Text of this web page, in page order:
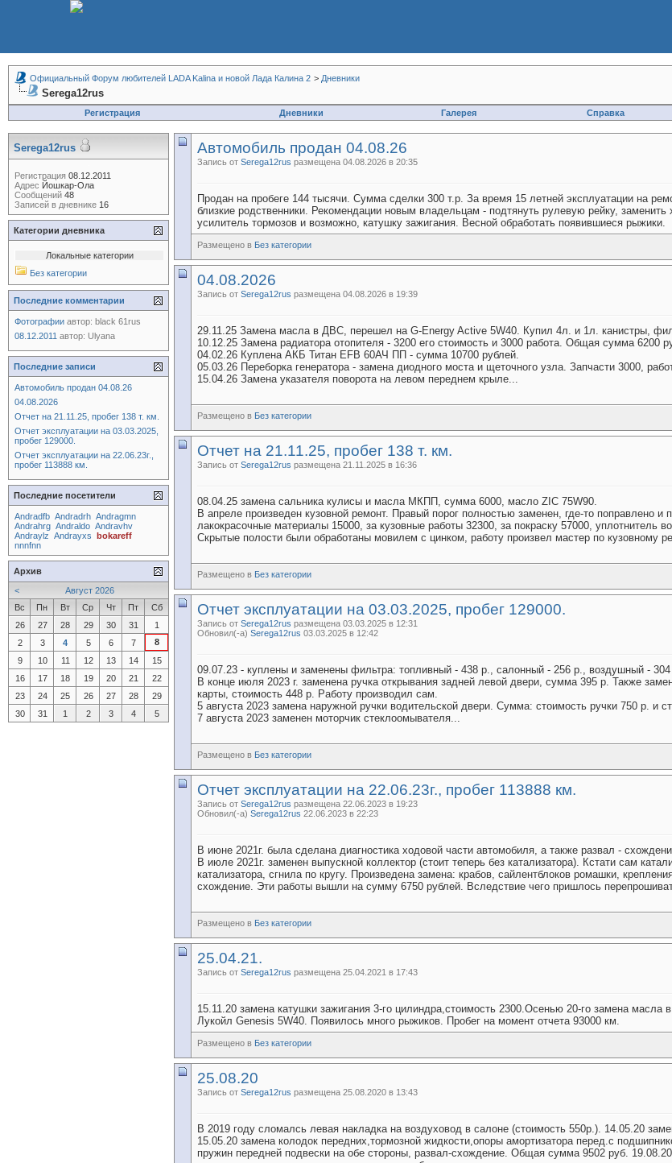
Официальный Форум любителей LADA Kalina и новой Лада Калина 2 > Дневники
Serega12rus
Регистрация
Дневники Галерея Справка
Автомобиль продан 04.08.26
Запись от Serega12rus размещена 04.08.2026 в 20:35
Продан на пробеге 144 тысячи. Сумма сделки 300 т.р. За время 15 летней эксплуатации на
близкие родственники. Рекомендации новым владельцам - подтянуть рулевую рейку,
усилитель тормозов и возможно, катушку зажигания. Весной обработать появившиеся рыжики.
Размещено в Без категории
04.08.2026
Запись от Serega12rus размещена 04.08.2026 в 19:39
29.11.25 Замена масла в ДВС, перешел на G-Energy Active 5W40. Купил 4л. и 1л. канистры,
10.12.25 Замена радиатора отопителя - 3200 его стоимость и 3000 работа. Общая сумма 6200
04.02.26 Куплена АКБ Титан EFB 60АЧ ПП - сумма 10700 рублей.
05.03.26 Переборка генератора - замена диодного моста и щеточного узла. Запчасти 3000,
15.04.26 Замена указателя поворота на левом переднем крыле...
Размещено в Без категории
Отчет на 21.11.25, пробег 138 т. км.
Запись от Serega12rus размещена 21.11.2025 в 16:36
08.04.25 замена сальника кулисы и масла МКПП, сумма 6000, масло ZIC 75W90.
В апреле произведен кузовной ремонт. Правый порог полностью заменен, где-то поправлено
лакокрасочные материалы 15000, за кузовные работы 32300, за покраску 57000, уплотнитель
Скрытые полости были обработаны мовилем с цинком, работу произвел мастер по кузовному
Размещено в Без категории
Отчет эксплуатации на 03.03.2025, пробег 129000.
Запись от Serega12rus размещена 03.03.2025 в 12:31
Обновил(-а) Serega12rus 03.03.2025 в 12:42
09.07.23 - куплены и заменены фильтра: топливный - 438 р., салонный - 256 р., воздушный -
В конце июля 2023 г. заменена ручка открывания задней левой двери, сумма 395 р. Также
карты, стоимость 448 р. Работу производил сам.
5 августа 2023 замена наружной ручки водительской двери. Сумма: стоимость ручки 750 р. и
7 августа 2023 заменен моторчик стеклоомывателя...
Размещено в Без категории
Отчет эксплуатации на 22.06.23г., пробег 113888 км.
Запись от Serega12rus размещена 22.06.2023 в 19:23
Обновил(-а) Serega12rus 22.06.2023 в 22:23
В июне 2021г. была сделана диагностика ходовой части автомобиля, а также развал -
В июле 2021г. заменен выпускной коллектор (стоит теперь без катализатора). Кстати сам
катализатора, сгнила по кругу. Произведена замена: крабов, сайлентблоков ромашки,
схождение. Эти работы вышли на сумму 6750 рублей. Вследствие чего пришлось
Размещено в Без категории
25.04.21.
Запись от Serega12rus размещена 25.04.2021 в 17:43
15.11.20 замена катушки зажигания 3-го цилиндра,стоимость 2300.Осенью 20-го замена
Лукойл Genesis 5W40. Появилось много рыжиков. Пробег на момент отчета 93000 км.
Размещено в Без категории
25.08.20
Запись от Serega12rus размещена 25.08.2020 в 13:43
В 2019 году сломалсь левая накладка на воздуховод в салоне (стоимость 550р.). 14.05.20
15.05.20 замена колодок передних,тормозной жидкости,опоры амортизатора перед.с
пружин передней подвески на обе стороны, развал-схождение. Общая сумма 9502 руб. 19.08.20
Serega12rus
Регистрация 08.12.2011
Адрес Йошкар-Ола
Сообщений 48
Записей в дневнике 16
Категории дневника
Локальные категории
Без категории
Последние комментарии
Фотографии автор: black 61rus
08.12.2011 автор: Ulyana
Последние записи
Автомобиль продан 04.08.26
04.08.2026
Отчет на 21.11.25, пробег 138 т. км.
Отчет эксплуатации на 03.03.2025,
пробег 129000.
Отчет эксплуатации на 22.06.23г.,
пробег 113888 км.
Последние посетители
Andradfb Andradrh Andragmn
Andrahrg Andraldo Andravhv
Andraylz Andrayxs bokareff
nnnfnn
Архив
<
Август 2026
Вс
Пн Вт Ср Чт Пт
Сб
26
27 28 29 30 31
1
2
3 4 5 6 7
8
9
10 11 12 13 14
15
16
17 18 19 20 21
22
23
24 25 26 27 28
29
30
31 1 2 3 4 5